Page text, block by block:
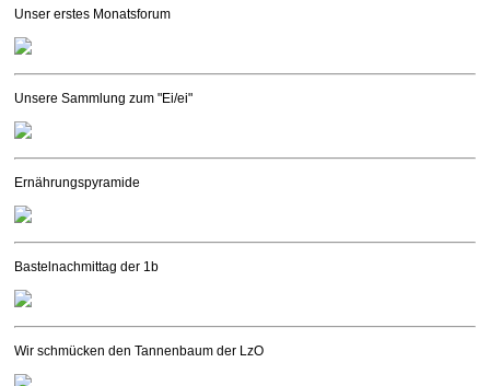
Unser erstes Monatsforum
Unsere Sammlung zum "Ei/ei"
Ernährungspyramide
Bastelnachmittag der 1b
Wir schmücken den Tannenbaum der LzO